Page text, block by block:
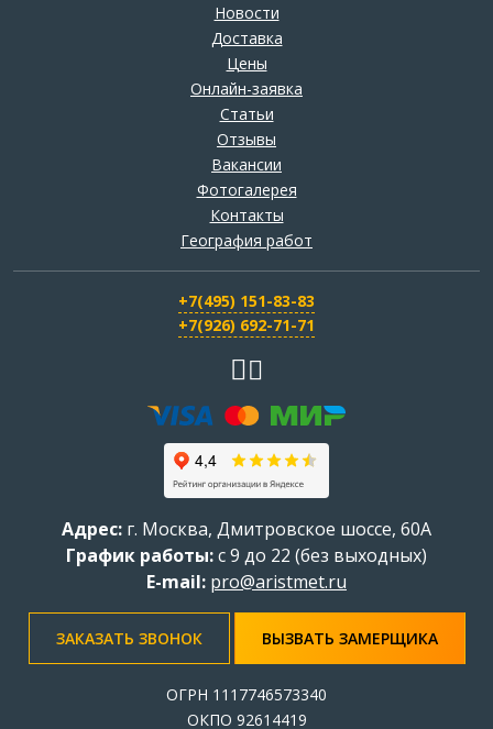
Новости
Доставка
Цены
Онлайн-заявка
Статьи
Отзывы
Вакансии
Фотогалерея
Контакты
География работ
+7(495) 151-83-83
+7(926) 692-71-71
Адрес: г. Москва, Дмитровское шоссе, 60А
График работы:с 9 до 22 (без выходных)
E-mail: pro@aristmet.ru
ЗАКАЗАТЬ ЗВОНОК ВЫЗВАТЬ ЗАМЕРЩИКА
ОГРН 1117746573340
ОКПО 92614419